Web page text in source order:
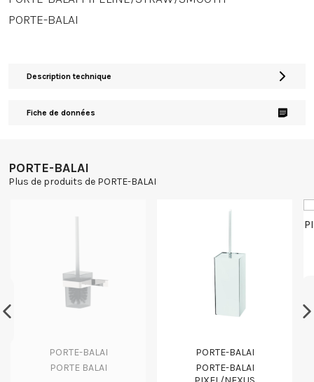
PORTE-BALAI
Description technique
Fiche de données
PORTE-BALAI
Plus de produits de PORTE-BALAI
PORTE-BALAI
PORTE BALAI
PORTE-BALAI
PORTE-BALAI